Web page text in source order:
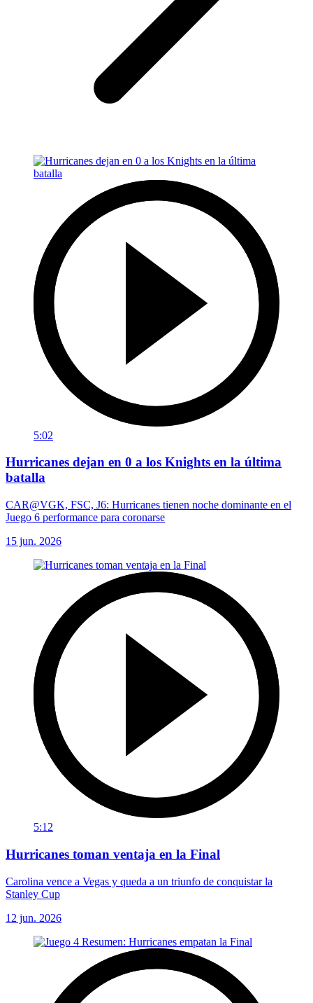
5:02
Hurricanes dejan en 0 a los Knights en la última
batalla
CAR@VGK, FSC, J6: Hurricanes tienen noche dominante en el
Juego 6 performance para coronarse
15 jun. 2026
5:12
Hurricanes toman ventaja en la Final
Carolina vence a Vegas y queda a un triunfo de conquistar la
Stanley Cup
12 jun. 2026